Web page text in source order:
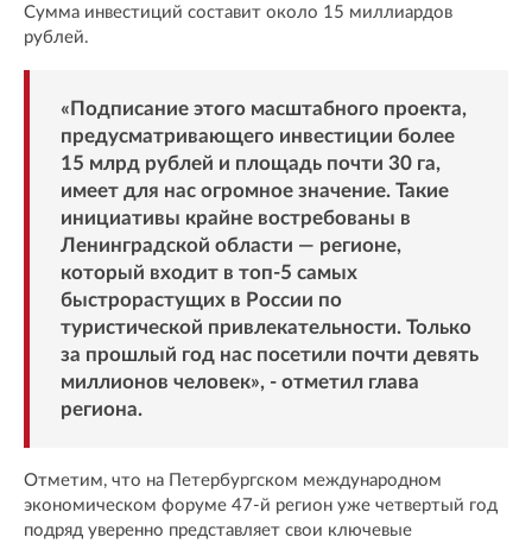
Сумма инвестиций составит около 15 миллиардов
рублей.
«Подписание этого масштабного проекта,
предусматривающего инвестиции более
15 млрд рублей и площадь почти 30 га,
имеет для нас огромное значение. Такие
инициативы крайне востребованы в
Ленинградской области — регионе,
который входит в топ-5 самых
быстрорастущих в России по
туристической привлекательности. Только
за прошлый год нас посетили почти девять
миллионов человек», - отметил глава
региона.
Отметим, что на Петербургском международном
экономическом форуме 47-й регион уже четвертый год
подряд уверенно представляет свои ключевые